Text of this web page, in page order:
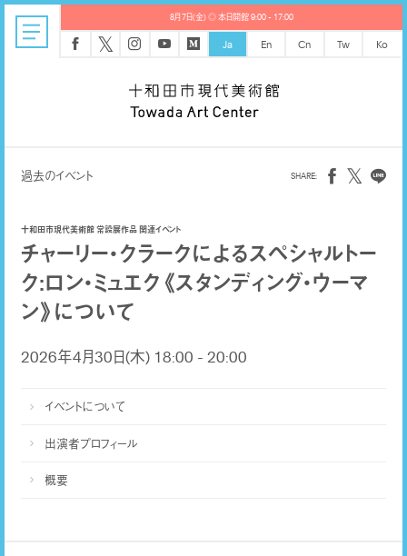
8月7日(金) ◎ 本日開館 9:00 - 17:00
𝕏 Ja En Cn Tw Ko
過去のイベント 𝕏
十和田市現代美術館 常設展作品 関連イベント
チャーリー・クラークによるスペシャルトー
ク:ロン・ミュエク《スタンディング・ウーマ
ン》について
2026年4月30日(木) 18:00 - 20:00
イベントについて
出演者プロフィール
概要